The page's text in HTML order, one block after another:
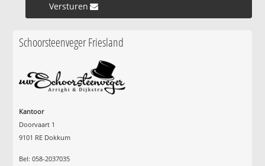
Versturen »
Schoorsteenveger Friesland
Kantoor
Doorvaart 1
9101 RE Dokkum
Bel: 058-2037035